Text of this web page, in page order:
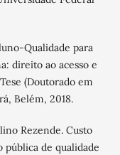
Qualidade para
direito ao acesso e
(Doutorado em
Belém, 2018.
Rezende. Custo
pública de qualidade